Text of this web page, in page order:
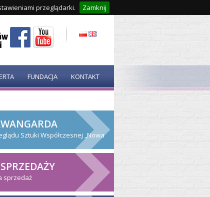
przeglądarki. Zamknij
FUNDACJA KONTAKT
Sztuki Współczesnej „Nowa
sprzedaż